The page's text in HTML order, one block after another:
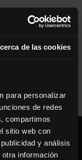
de las cookies
para personalizar
de redes
compartimos
sitio web con
y análisis
información
MIS CURSOS